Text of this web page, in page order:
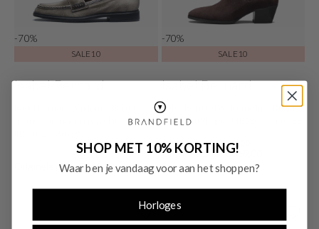
-70%
SALE10
Isabel Bernard
créme loafers van spazzolato leer
€ 80,00
Originele prijs: € 269,00
-70%
SALE10
Isabel Bernard
Isabel Bernard Vendôme Ines Bruine
stretch Suède Laars IB53013-130-38
€ 110,00
Originele prijs: € 369,00
SHOP MET 10% KORTING!
Waar ben je vandaag voor aan het shoppen?
Horloges